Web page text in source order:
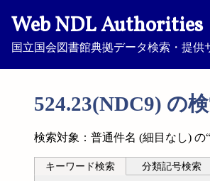
Web NDL Authorities
国立国会図書館典拠データ検索・提供
524.23(NDC9) の
検索対象：普通件名 (細目なし) の
キーワード検索 分類記号検索